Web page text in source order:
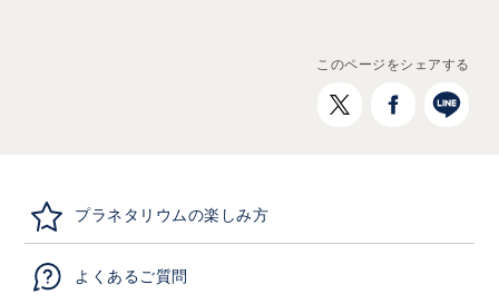
このページをシェアする
プラネタリウムの楽しみ方
よくあるご質問